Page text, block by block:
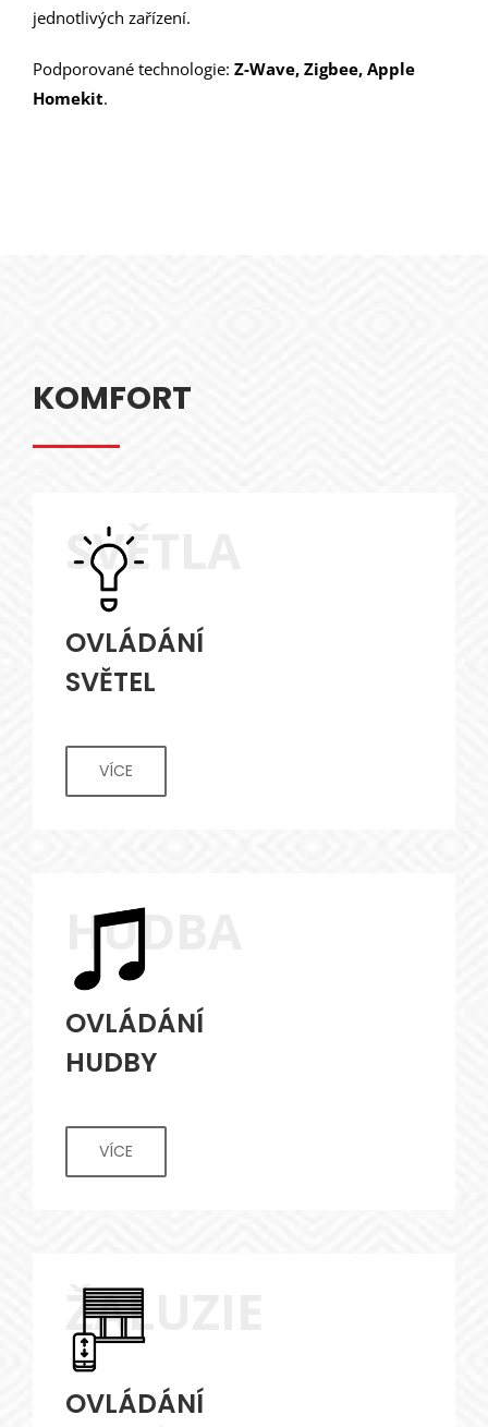
jednotlivých zařízení.
Podporované technologie: Z-Wave, Zigbee, Apple
Homekit.
KOMFORT
SVĚTLA
OVLÁDÁNÍ
SVĚTEL
VÍCE
HUDBA
OVLÁDÁNÍ
HUDBY
VÍCE
ŽALUZIE
OVLÁDÁNÍ